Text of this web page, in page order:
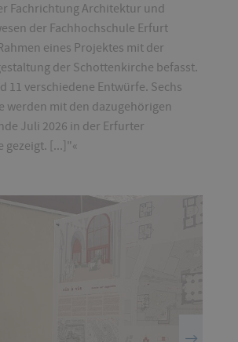
Fachrichtung Architektur und
der Fachhochschule Erfurt
eines Projektes mit der
der Schottenkirche befasst.
11 verschiedene Entwürfe. Sechs
werden mit den dazugehörigen
Juli 2026 in der Erfurter
gezeigt. [...]"«